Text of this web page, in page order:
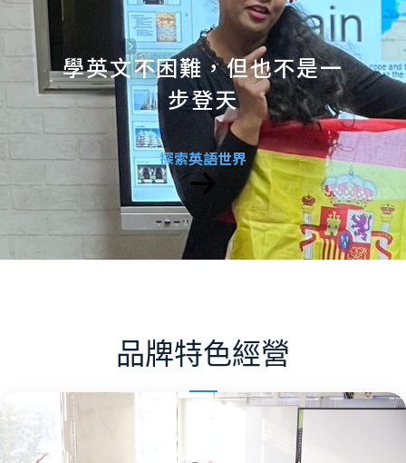
學英文不困難，但也不是一
步登天
探索英語世界
品牌特色經營